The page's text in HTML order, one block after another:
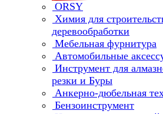
ORSY
Химия для
деревообработки
Мебельная фурнитура
Автомобильные
Инструмент для
резки и Буры
Анкерно-дюбельная
Бензоинструмент